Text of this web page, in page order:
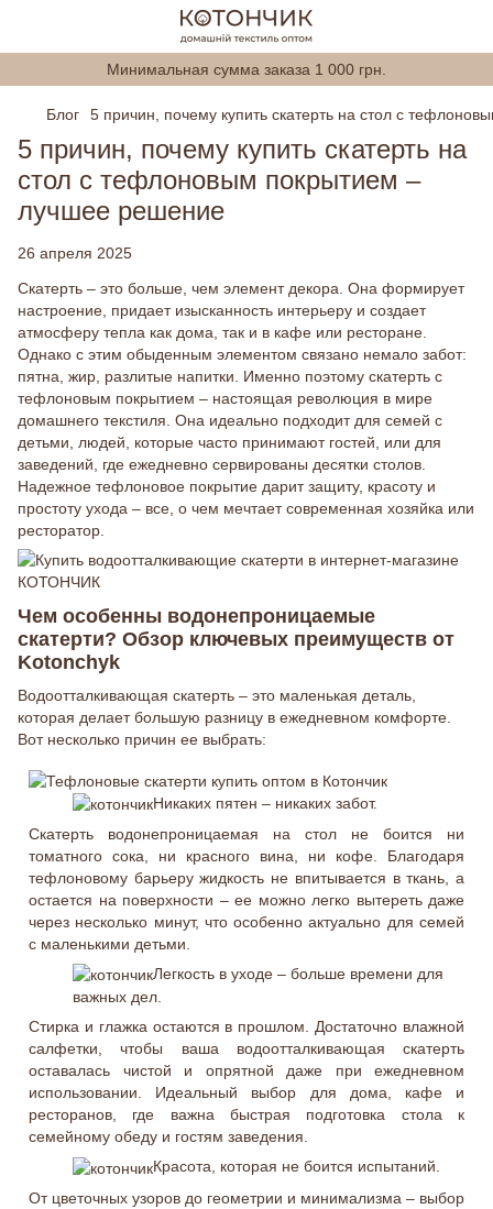
Минимальная сумма заказа 1 000 грн.
Блог 5 причин, почему купить скатерть на стол с
5 причин, почему купить скатерть на
стол с тефлоновым покрытием –
лучшее решение
26 апреля 2025
Скатерть – это больше, чем элемент декора. Она формирует
настроение, придает изысканность интерьеру и создает
атмосферу тепла как дома, так и в кафе или ресторане.
Однако с этим обыденным элементом связано немало забот:
пятна, жир, разлитые напитки. Именно поэтому скатерть с
тефлоновым покрытием – настоящая революция в мире
домашнего текстиля. Она идеально подходит для семей с
детьми, людей, которые часто принимают гостей, или для
заведений, где ежедневно сервированы десятки столов.
Надежное тефлоновое покрытие дарит защиту, красоту и
простоту ухода – все, о чем мечтает современная хозяйка или
ресторатор.
Чем особенны водонепроницаемые
скатерти? Обзор ключевых преимуществ от
Kotonchyk
Водоотталкивающая скатерть – это маленькая деталь,
которая делает большую разницу в ежедневном комфорте.
Вот несколько причин ее выбрать:
Никаких пятен – никаких забот.
Скатерть водонепроницаемая на стол не боится ни
томатного сока, ни красного вина, ни кофе. Благодаря
тефлоновому барьеру жидкость не впитывается в ткань, а
остается на поверхности – ее можно легко вытереть даже
через несколько минут, что особенно актуально для семей
с маленькими детьми.
Легкость в уходе – больше времени для
важных дел.
Стирка и глажка остаются в прошлом. Достаточно влажной
салфетки, чтобы ваша водоотталкивающая скатерть
оставалась чистой и опрятной даже при ежедневном
использовании. Идеальный выбор для дома, кафе и
ресторанов, где важна быстрая подготовка стола к
семейному обеду и гостям заведения.
Красота, которая не боится испытаний.
От цветочных узоров до геометрии и минимализма – выбор